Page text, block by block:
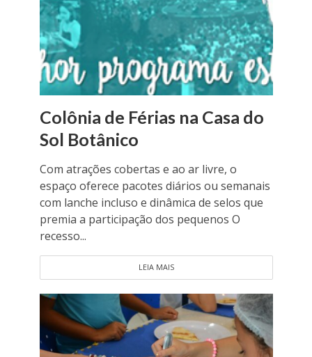
Colônia de Férias na Casa do
Sol Botânico
Com atrações cobertas e ao ar livre, o
espaço oferece pacotes diários ou semanais
com lanche incluso e dinâmica de selos que
premia a participação dos pequenos O
recesso...
LEIA MAIS